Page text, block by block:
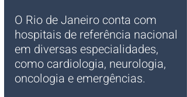
O Rio de Janeiro conta com
hospitais de referência nacional
em diversas especialidades,
como cardiologia, neurologia,
oncologia e emergências.